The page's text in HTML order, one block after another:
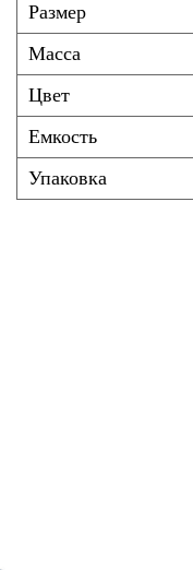
Размер
Масса
Цвет
Емкость
Упаковка